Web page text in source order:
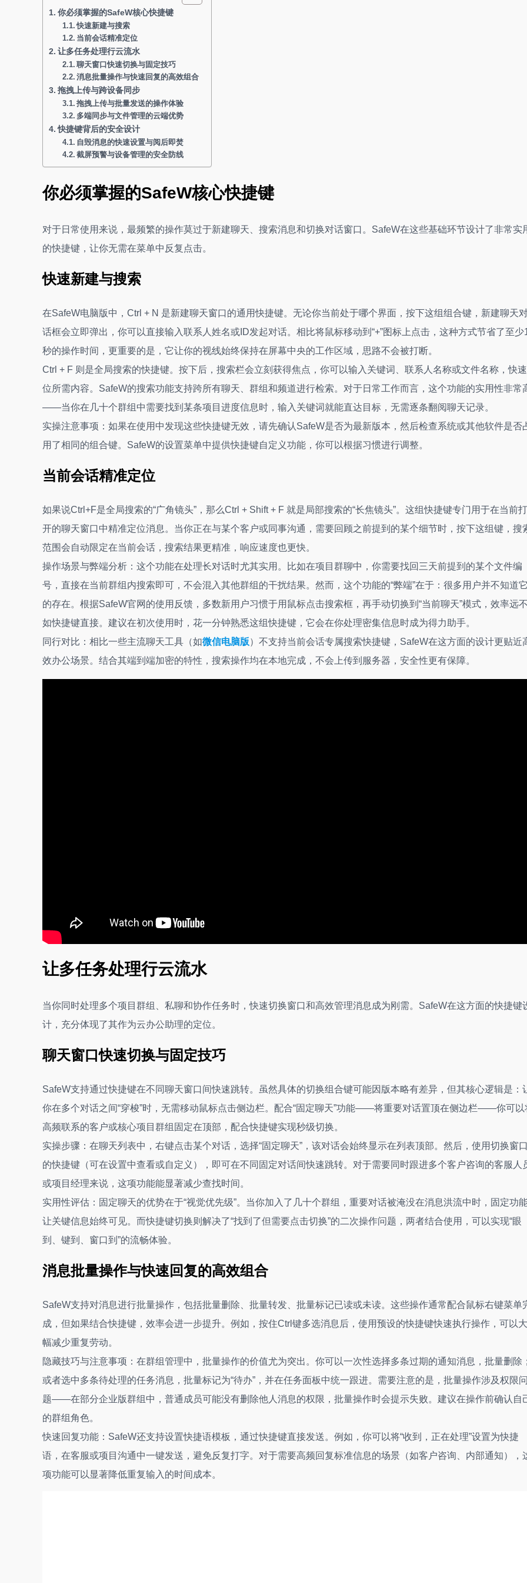
你必须掌握的SafeW核心快捷键
快速新建与搜索
当前会话精准定位
让多任务处理行云流水
聊天窗口快速切换与固定技巧
消息批量操作与快速回复的高效组合
拖拽上传与跨设备同步
拖拽上传与批量发送的操作体验
多端同步与文件管理的云端优势
快捷键背后的安全设计
自毁消息的快速设置与阅后即焚
截屏预警与设备管理的安全防线
你必须掌握的SafeW核心快捷键
对于日常使用来说，最频繁的操作莫过于新建聊天、搜索消息和切换对话窗口。SafeW在这些基础环节设计了非常实
的快捷键，让你无需在菜单中反复点击。
快速新建与搜索
在SafeW电脑版中，Ctrl + N 是新建聊天窗口的通用快捷键。无论你当前处于哪个界面，按下这组组合键，新建聊天
话框会立即弹出，你可以直接输入联系人姓名或ID发起对话。相比将鼠标移动到“+”图标上点击，这种方式节省了至少
秒的操作时间，更重要的是，它让你的视线始终保持在屏幕中央的工作区域，思路不会被打断。
Ctrl + F 则是全局搜索的快捷键。按下后，搜索栏会立刻获得焦点，你可以输入关键词、联系人名称或文件名称，快
位所需内容。SafeW的搜索功能支持跨所有聊天、群组和频道进行检索。对于日常工作而言，这个功能的实用性非常
——当你在几十个群组中需要找到某条项目进度信息时，输入关键词就能直达目标，无需逐条翻阅聊天记录。
实操注意事项：如果在使用中发现这些快捷键无效，请先确认SafeW是否为最新版本，然后检查系统或其他软件是否
用了相同的组合键。SafeW的设置菜单中提供快捷键自定义功能，你可以根据习惯进行调整。
当前会话精准定位
如果说Ctrl+F是全局搜索的“广角镜头”，那么Ctrl + Shift + F 就是局部搜索的“长焦镜头”。这组快捷键专门用于在当前打
开的聊天窗口中精准定位消息。当你正在与某个客户或同事沟通，需要回顾之前提到的某个细节时，按下这组键，搜
范围会自动限定在当前会话，搜索结果更精准，响应速度也更快。
操作场景与弊端分析：这个功能在处理长对话时尤其实用。比如在项目群聊中，你需要找回三天前提到的某个文件编
号，直接在当前群组内搜索即可，不会混入其他群组的干扰结果。然而，这个功能的“弊端”在于：很多用户并不知道
的存在。根据SafeW官网的使用反馈，多数新用户习惯于用鼠标点击搜索框，再手动切换到“当前聊天”模式，效率远
如快捷键直接。建议在初次使用时，花一分钟熟悉这组快捷键，它会在你处理密集信息时成为得力助手。
同行对比：相比一些主流聊天工具（如微信电脑版）不支持当前会话专属搜索快捷键，SafeW在这方面的设计更贴近
效办公场景。结合其端到端加密的特性，搜索操作均在本地完成，不会上传到服务器，安全性更有保障。
让多任务处理行云流水
当你同时处理多个项目群组、私聊和协作任务时，快速切换窗口和高效管理消息成为刚需。SafeW在这方面的快捷键
计，充分体现了其作为云办公助理的定位。
聊天窗口快速切换与固定技巧
SafeW支持通过快捷键在不同聊天窗口间快速跳转。虽然具体的切换组合键可能因版本略有差异，但其核心逻辑是：
你在多个对话之间“穿梭”时，无需移动鼠标点击侧边栏。配合“固定聊天”功能——将重要对话置顶在侧边栏——你可以
高频联系的客户或核心项目群组固定在顶部，配合快捷键实现秒级切换。
实操步骤：在聊天列表中，右键点击某个对话，选择“固定聊天”，该对话会始终显示在列表顶部。然后，使用切换窗
的快捷键（可在设置中查看或自定义），即可在不同固定对话间快速跳转。对于需要同时跟进多个客户咨询的客服人
或项目经理来说，这项功能能显著减少查找时间。
实用性评估：固定聊天的优势在于“视觉优先级”。当你加入了几十个群组，重要对话被淹没在消息洪流中时，固定功
让关键信息始终可见。而快捷键切换则解决了“找到了但需要点击切换”的二次操作问题，两者结合使用，可以实现“眼
到、键到、窗口到”的流畅体验。
消息批量操作与快速回复的高效组合
SafeW支持对消息进行批量操作，包括批量删除、批量转发、批量标记已读或未读。这些操作通常配合鼠标右键菜单
成，但如果结合快捷键，效率会进一步提升。例如，按住Ctrl键多选消息后，使用预设的快捷键快速执行操作，可以大
幅减少重复劳动。
隐藏技巧与注意事项：在群组管理中，批量操作的价值尤为突出。你可以一次性选择多条过期的通知消息，批量删除
或者选中多条待处理的任务消息，批量标记为“待办”，并在任务面板中统一跟进。需要注意的是，批量操作涉及权限
题——在部分企业版群组中，普通成员可能没有删除他人消息的权限，批量操作时会提示失败。建议在操作前确认自
的群组角色。
快速回复功能：SafeW还支持设置快捷语模板，通过快捷键直接发送。例如，你可以将“收到，正在处理”设置为快捷
语，在客服或项目沟通中一键发送，避免反复打字。对于需要高频回复标准信息的场景（如客户咨询、内部通知），
项功能可以显著降低重复输入的时间成本。